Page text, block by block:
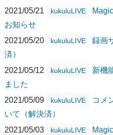
2021/05/21
kukuluLIVE
お知らせ
2021/05/20
kukuluLIVE
録画
済）
2021/05/12
kukuluLIVE
新機
ました
2021/05/09
kukuluLIVE
コメ
いて（解決済）
2021/05/03
kukuluLIVE